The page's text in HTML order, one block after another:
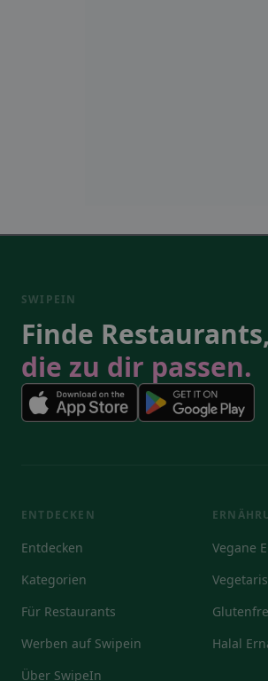
SWIPEIN
Finde Restaurants,
die zu dir passen.
ENTDECKEN
Entdecken
Kategorien
Für Restaurants
Werben auf Swipein
Über SwipeIn
Vegane
Halal